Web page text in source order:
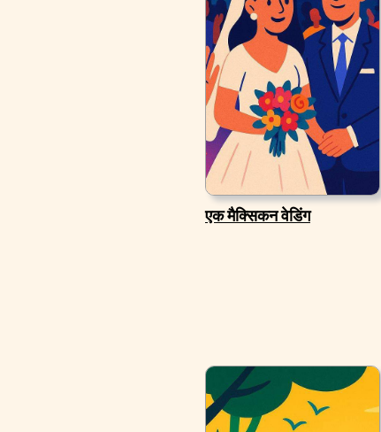
एक मैक्सिकन वेडिंग